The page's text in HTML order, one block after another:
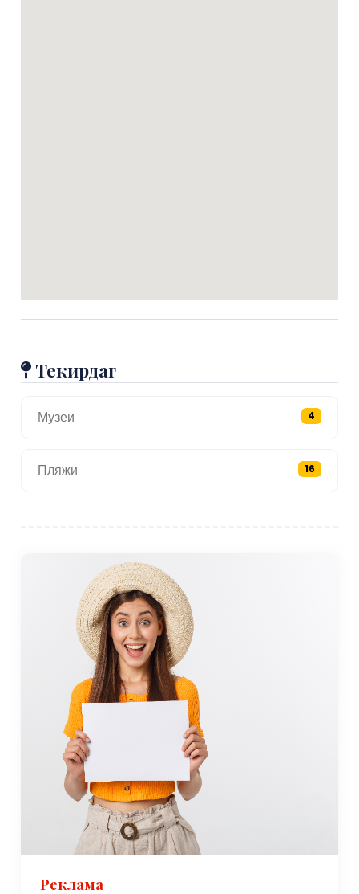
Текирдаг
Музеи 4
Пляжи 16
Реклама